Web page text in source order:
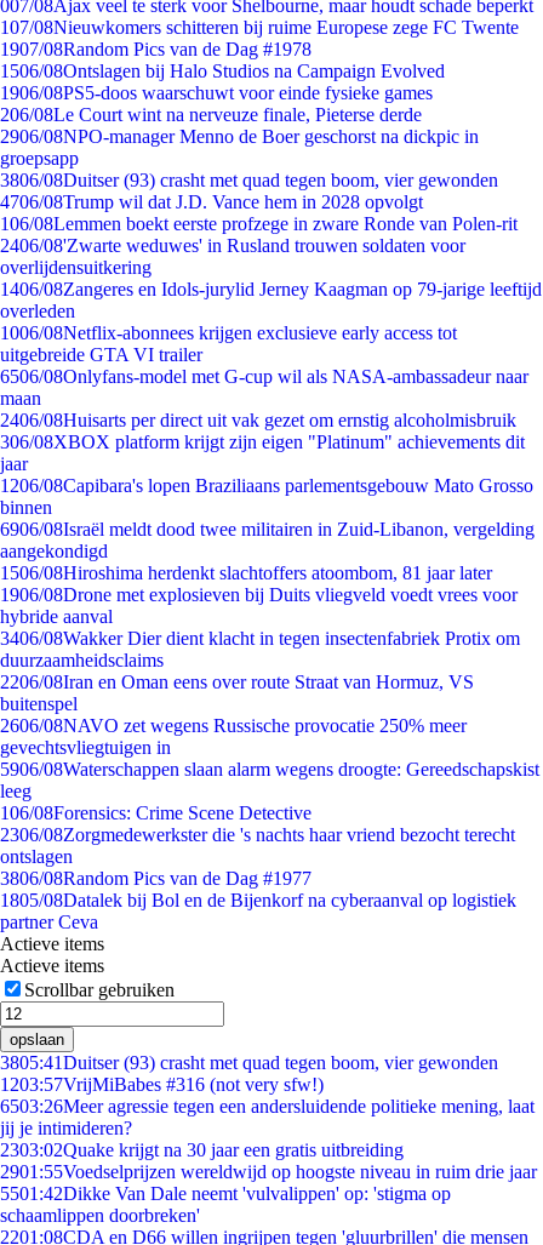
007/08Ajax veel te sterk voor Shelbourne, maar houdt schade beperkt
107/08Nieuwkomers schitteren bij ruime Europese zege FC Twente
1907/08Random Pics van de Dag #1978
1506/08Ontslagen bij Halo Studios na Campaign Evolved
1906/08PS5-doos waarschuwt voor einde fysieke games
206/08Le Court wint na nerveuze finale, Pieterse derde
2906/08NPO-manager Menno de Boer geschorst na dickpic in
groepsapp
3806/08Duitser (93) crasht met quad tegen boom, vier gewonden
4706/08Trump wil dat J.D. Vance hem in 2028 opvolgt
106/08Lemmen boekt eerste profzege in zware Ronde van Polen-rit
2406/08'Zwarte weduwes' in Rusland trouwen soldaten voor
overlijdensuitkering
1406/08Zangeres en Idols-jurylid Jerney Kaagman op 79-jarige leeftijd
overleden
1006/08Netflix-abonnees krijgen exclusieve early access tot
uitgebreide GTA VI trailer
6506/08Onlyfans-model met G-cup wil als NASA-ambassadeur naar
maan
2406/08Huisarts per direct uit vak gezet om ernstig alcoholmisbruik
306/08XBOX platform krijgt zijn eigen "Platinum" achievements dit
jaar
1206/08Capibara's lopen Braziliaans parlementsgebouw Mato Grosso
binnen
6906/08Israël meldt dood twee militairen in Zuid-Libanon, vergelding
aangekondigd
1506/08Hiroshima herdenkt slachtoffers atoombom, 81 jaar later
1906/08Drone met explosieven bij Duits vliegveld voedt vrees voor
hybride aanval
3406/08Wakker Dier dient klacht in tegen insectenfabriek Protix om
duurzaamheidsclaims
2206/08Iran en Oman eens over route Straat van Hormuz, VS
buitenspel
2606/08NAVO zet wegens Russische provocatie 250% meer
gevechtsvliegtuigen in
5906/08Waterschappen slaan alarm wegens droogte: Gereedschapskist
leeg
106/08Forensics: Crime Scene Detective
2306/08Zorgmedewerkster die 's nachts haar vriend bezocht terecht
ontslagen
3806/08Random Pics van de Dag #1977
1805/08Datalek bij Bol en de Bijenkorf na cyberaanval op logistiek
partner Ceva
Actieve items
Actieve items
Scrollbar gebruiken
opslaan
3805:41Duitser (93) crasht met quad tegen boom, vier gewonden
1203:57VrijMiBabes #316 (not very sfw!)
6503:26Meer agressie tegen een andersluidende politieke mening, laat
jij je intimideren?
2303:02Quake krijgt na 30 jaar een gratis uitbreiding
2901:55Voedselprijzen wereldwijd op hoogste niveau in ruim drie jaar
5501:42Dikke Van Dale neemt 'vulvalippen' op: 'stigma op
schaamlippen doorbreken'
2201:08CDA en D66 willen ingrijpen tegen 'gluurbrillen' die mensen